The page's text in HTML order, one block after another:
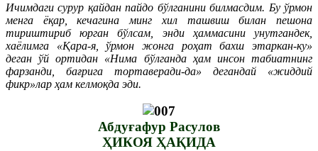
Ичимдаги сурур қайдан пайдо бўлганини билмасдим. Бу ўрмон
менга ёқар, кечагина минг хил ташвиш билан пешона
тириштириб юрган бўлсам, энди ҳаммасини унутгандек,
хаёлимга «Қара-я, ўрмон жонга роҳат бахш этаркан-ку»
деган ўй ортидан «Нима бўлганда ҳам инсон табиатнинг
фарзанди, бағрига тортаверади-да» дегандай «жиддий
фикр»лар ҳам келмоқда эди.
Абдуғафур Расулов
ҲИКОЯ ҲАҚИДА